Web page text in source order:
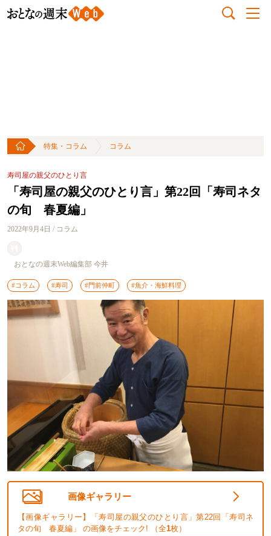
特集・コラム コラム
寿司屋の親父のひとり言
「寿司屋の親父のひとり言」第22回「寿司ネタ
の旬 春夏編」
2022年9月4日 / コラム
おとなの週末Web編集部 今井
#コラム #寿司 #門前仲町 #魚介・海鮮料理
画像ギャラリー
【画像ギャラリー】「寿司屋の親父のひとり言」第22回「寿司ネ
タの旬 春夏編」 の画像をチェック! （全1枚）